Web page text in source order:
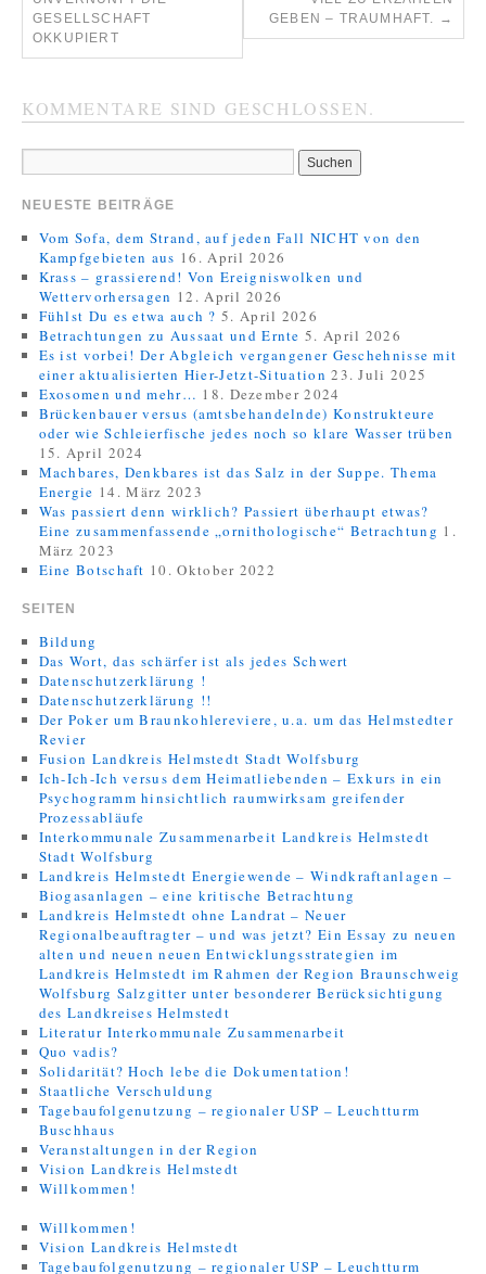
GESELLSCHAFT
OKKUPIERT
GEBEN – TRAUMHAFT. →
KOMMENTARE SIND GESCHLOSSEN.
NEUESTE BEITRÄGE
Vom Sofa, dem Strand, auf jeden Fall NICHT von den
Kampfgebieten aus 16. April 2026
Krass – grassierend! Von Ereigniswolken und
Wettervorhersagen 12. April 2026
Fühlst Du es etwa auch ? 5. April 2026
Betrachtungen zu Aussaat und Ernte 5. April 2026
Es ist vorbei! Der Abgleich vergangener Geschehnisse mit
einer aktualisierten Hier-Jetzt-Situation 23. Juli 2025
Exosomen und mehr… 18. Dezember 2024
Brückenbauer versus (amtsbehandelnde) Konstrukteure
oder wie Schleierfische jedes noch so klare Wasser trüben
15. April 2024
Machbares, Denkbares ist das Salz in der Suppe. Thema
Energie 14. März 2023
Was passiert denn wirklich? Passiert überhaupt etwas?
Eine zusammenfassende „ornithologische“ Betrachtung 1.
März 2023
Eine Botschaft 10. Oktober 2022
SEITEN
Bildung
Das Wort, das schärfer ist als jedes Schwert
Datenschutzerklärung !
Datenschutzerklärung !!
Der Poker um Braunkohlereviere, u.a. um das Helmstedter
Revier
Fusion Landkreis Helmstedt Stadt Wolfsburg
Ich-Ich-Ich versus dem Heimatliebenden – Exkurs in ein
Psychogramm hinsichtlich raumwirksam greifender
Prozessabläufe
Interkommunale Zusammenarbeit Landkreis Helmstedt
Stadt Wolfsburg
Landkreis Helmstedt Energiewende – Windkraftanlagen –
Biogasanlagen – eine kritische Betrachtung
Landkreis Helmstedt ohne Landrat – Neuer
Regionalbeauftragter – und was jetzt? Ein Essay zu neuen
alten und neuen neuen Entwicklungsstrategien im
Landkreis Helmstedt im Rahmen der Region Braunschweig
Wolfsburg Salzgitter unter besonderer Berücksichtigung
des Landkreises Helmstedt
Literatur Interkommunale Zusammenarbeit
Quo vadis?
Solidarität? Hoch lebe die Dokumentation!
Staatliche Verschuldung
Tagebaufolgenutzung – regionaler USP – Leuchtturm
Buschhaus
Veranstaltungen in der Region
Vision Landkreis Helmstedt
Willkommen!
Willkommen!
Vision Landkreis Helmstedt
Tagebaufolgenutzung – regionaler USP – Leuchtturm